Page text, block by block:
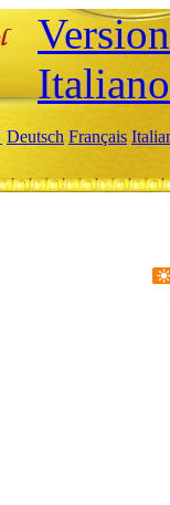
Italiano
Deutsch Français